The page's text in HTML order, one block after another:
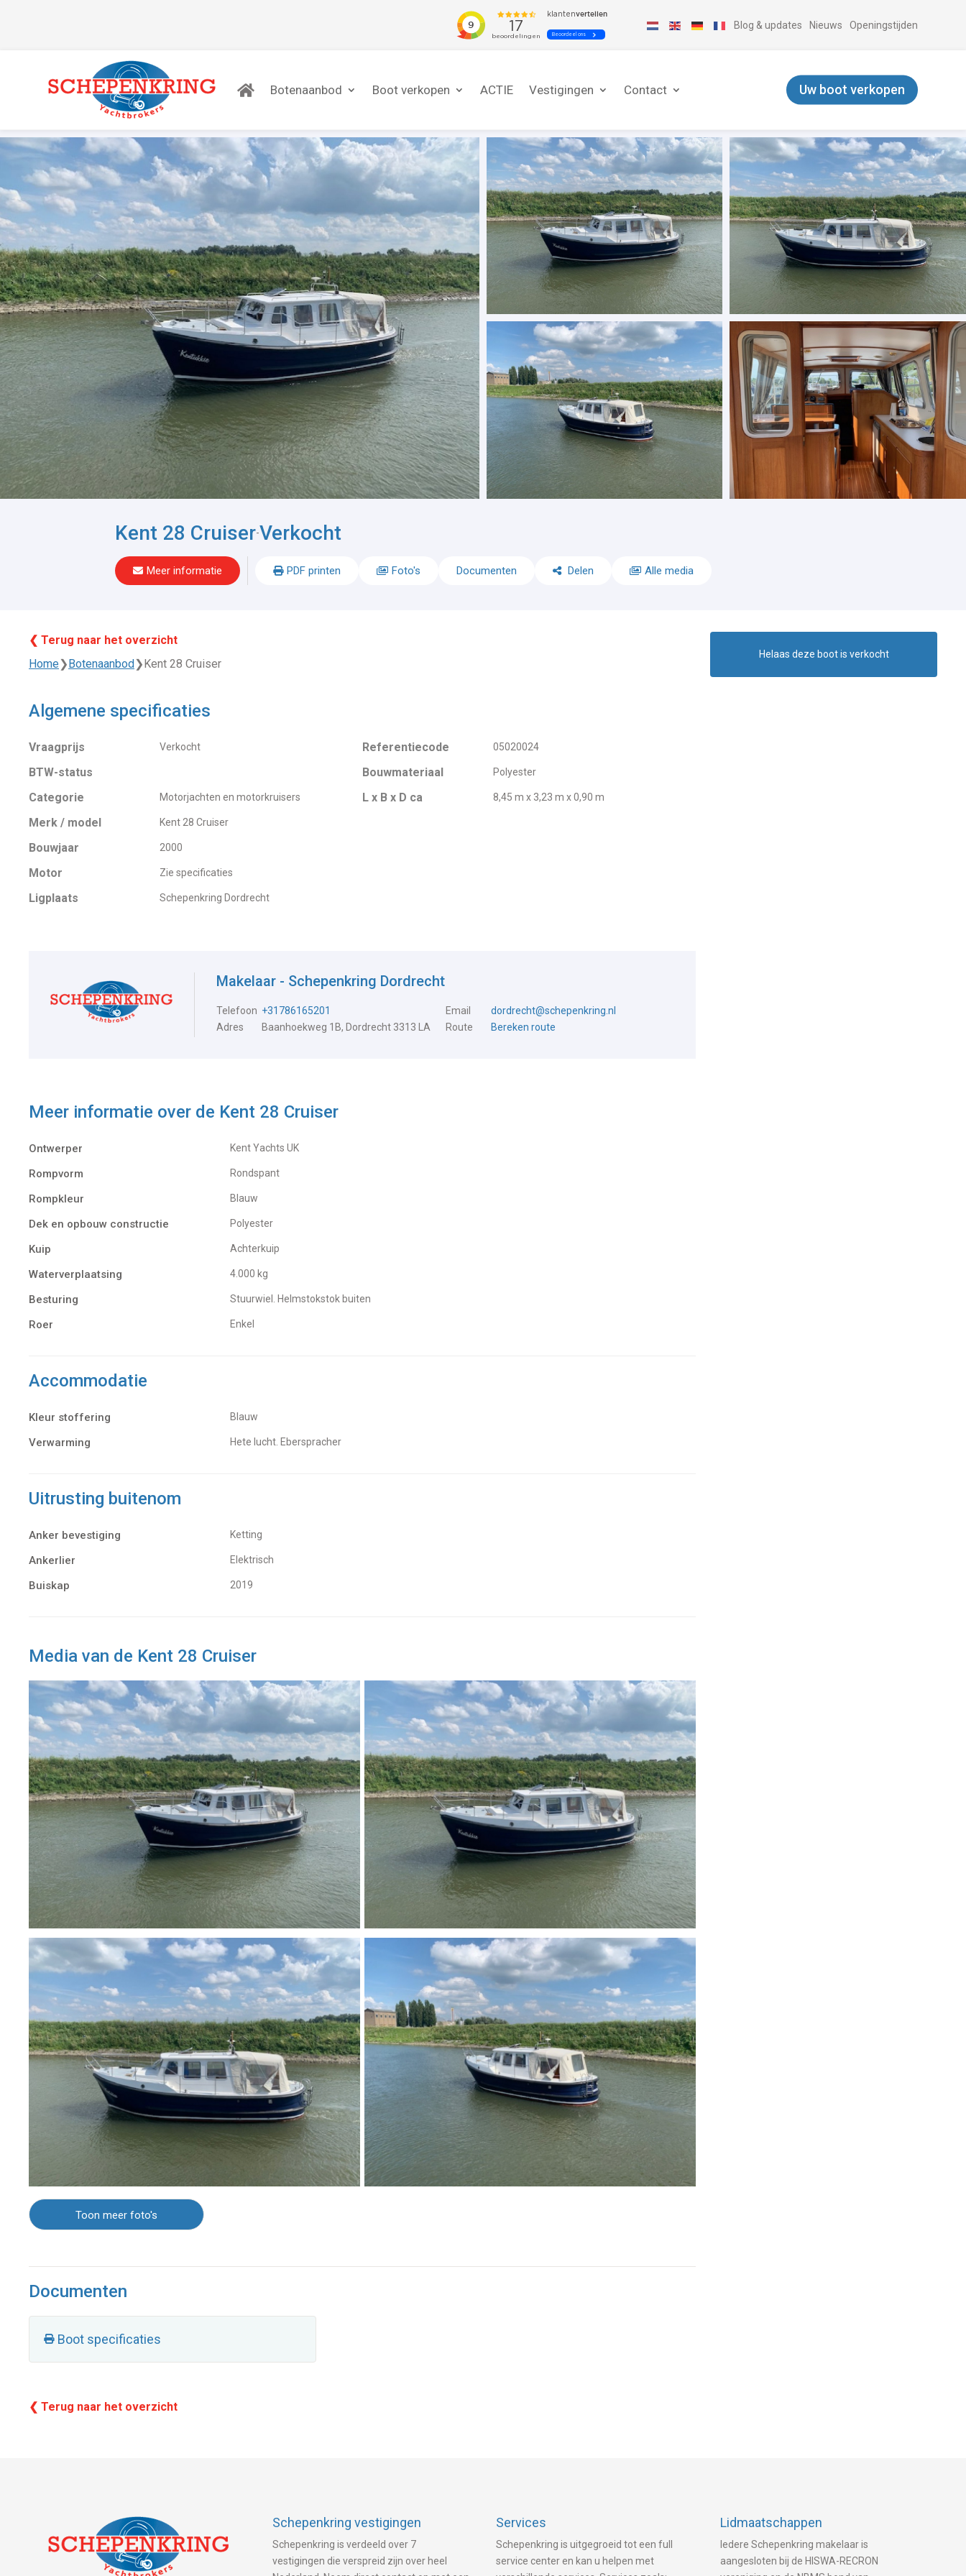
Blog & updates Nieuws Openingstijden
Botenaanbod Boot verkopen ACTIE Vestigingen Contact Uw boot verkopen
Kent 28 Cruiser-Verkocht
Meer informatie PDF printen Foto's Documenten Delen Alle media
❮ Terug naar het overzicht
Home❯Botenaanbod❯Kent 28 Cruiser
Algemene specificaties
Vraagprijs Verkocht
BTW-status
Categorie
Motorjachten en motorkruisers
Merk / model Kent 28 Cruiser
Bouwjaar 2000
Motor Zie specificaties
Ligplaats Schepenkring Dordrecht
Referentiecode 05020024
Bouwmateriaal Polyester
L x B x D ca 8,45 m x 3,23 m x 0,90 m
Makelaar - Schepenkring Dordrecht
Telefoon +31786165201 Email
dordrecht@schepenkring.nl
Adres
Baanhoekweg 1B, Dordrecht 3313 LA Route Bereken route
Meer informatie over de Kent 28 Cruiser
Ontwerper Kent Yachts UK
Rompvorm Rondspant
Rompkleur Blauw
Dek en opbouw constructie Polyester
Kuip Achterkuip
Waterverplaatsing 4.000 kg
Besturing Stuurwiel. Helmstokstok buiten
Roer Enkel
Accommodatie
Kleur stoffering Blauw
Verwarming hete lucht. Eberspracher
Uitrusting buitenom
Anker bevestiging Ketting
Ankerlier Elektrisch
Buiskap 2019
Media van de Kent 28 Cruiser
Toon meer foto's
Documenten
Boot specificaties
❮ Terug naar het overzicht
Helaas deze boot is verkocht
Schepenkring vestigingen
Schepenkring is verdeeld over 7
vestigingen die verspreid zijn over heel
Services
Schepenkring is uitgegroeid tot een full
service center en kan u helpen met
Lidmaatschappen
Iedere Schepenkring makelaar is
aangesloten bij de HISWA-RECRON